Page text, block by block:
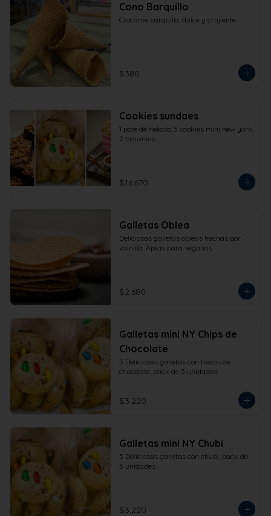
Cono Barquillo
Crocante barquillo, dulce y crujiente
$380
Cookies sundaes
1 pote de helado, 5 cookies mini new york,
2 brownies.
$16.670
Galletas Oblea
Deliciosas galletas obleas hechas por
vainilla. Aptas para veganos.
$2.680
Galletas mini NY Chips de
Chocolate
5 Deliciosas galletas con trozos de
chocolate, pack de 5 unidades.
$3.220
Galletas mini NY Chubi
5 Deliciosas galletas con chubi, pack de
5 unidades.
$3.220